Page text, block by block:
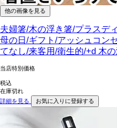
他の画像を見る
夫婦箸/木の浮き箸/プラスデ
母の日/ギフト/アッシュコン
てなし/来客用/衛生的/+d 木
当店特別価格
税込
在庫切れ
詳細を見る
お気に入りに登録する